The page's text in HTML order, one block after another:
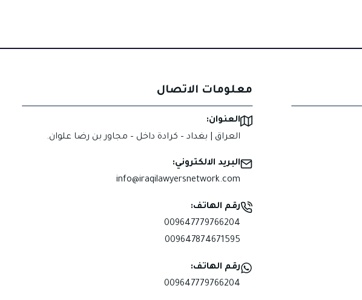
معلومات الاتصال
العنوان:
العراق | بغداد – كرادة داخل – مجاور بن رضا علوان.
البريد الالكتروني:
info@iraqilawyersnetwork.com
رقم الهاتف:
009647779766204
009647874671595
رقم الهاتف:
009647779766204